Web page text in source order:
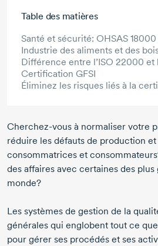
Table des matières
Santé et sécurité: OHSAS 18000
Industrie des aliments et des
Différence entre l’ISO 22000 et
Certification GFSI
Éliminez les risques liés à la
Cherchez-vous à normaliser votre
réduire les défauts de production
consommatrices et
des affaires avec certaines des
monde?
Les systèmes de gestion de la
générales qui englobent tout ce
pour gérer ses procédés et ses